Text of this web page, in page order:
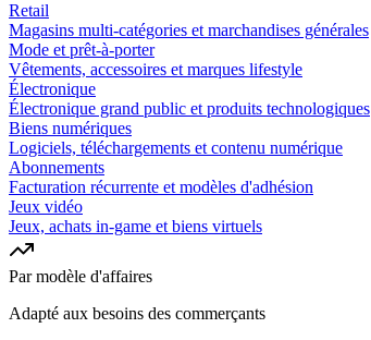
Retail
Magasins multi-catégories et marchandises générales
Mode et prêt-à-porter
Vêtements, accessoires et marques lifestyle
Électronique
Électronique grand public et produits technologiques
Biens numériques
Logiciels, téléchargements et contenu numérique
Abonnements
Facturation récurrente et modèles d'adhésion
Jeux vidéo
Jeux, achats in-game et biens virtuels
Par modèle d'affaires
Adapté aux besoins des commerçants